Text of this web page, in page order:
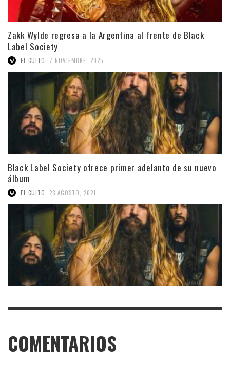
Zakk Wylde regresa a la Argentina al frente de Black
Label Society
EL CULTO, 7 NOVIEMBRE, 2025
Black Label Society ofrece primer adelanto de su nuevo
álbum
EL CULTO 23 AGOSTO, 2021
COMENTARIOS